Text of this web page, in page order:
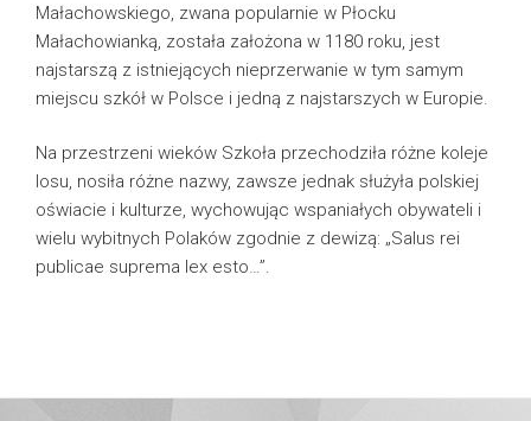
Małachowskiego, zwana popularnie w Płocku
Małachowianką, została założona w 1180 roku, jest
najstarszą z istniejących nieprzerwanie w tym samym
miejscu szkół w Polsce i jedną z najstarszych w Europie.
Na przestrzeni wieków Szkoła przechodziła różne koleje
losu, nosiła różne nazwy, zawsze jednak służyła polskiej
oświacie i kulturze, wychowując wspaniałych obywateli i
wielu wybitnych Polaków zgodnie z dewizą: „Salus rei
publicae suprema lex esto…”.